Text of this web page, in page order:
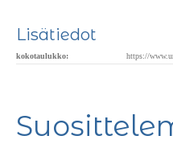
Lisätiedot
kokotaulukko: https://